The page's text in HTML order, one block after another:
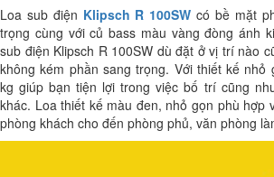
Loa sub điện Klipsch R 100SW có bề mặt
trọng cùng với củ bass màu vàng đòng ánh
sub điện Klipsch R 100SW dù đặt ở vị trí nào
không kém phần sang trọng. Với thiết kế nhỏ
kg giúp bạn tiện lợi trong việc bố trí cũng
khác. Loa thiết kế màu đen, nhỏ gọn phù hợp
phòng khách cho đến phòng phủ, văn phòng